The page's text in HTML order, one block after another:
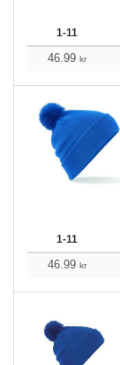
1-11
46.99 kr
1-11
46.99 kr